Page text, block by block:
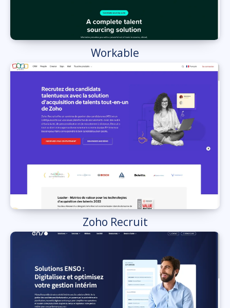
Workable
Zoho Recruit